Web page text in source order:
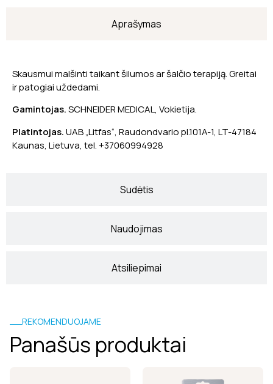
Aprašymas
Sudėtis
Naudojimas
Atsiliepimai
Skausmui malšinti taikant šilumos ar šalčio terapiją. Greitai
ir patogiai uždedami.
Gamintojas.SCHNEIDER MEDICAL, Vokietija.
Platintojas.UAB „Litfas“, Raudondvario pl.101A-1, LT-47184
Kaunas, Lietuva, tel. +37060994928
REKOMENDUOJAME
Panašūs produktai